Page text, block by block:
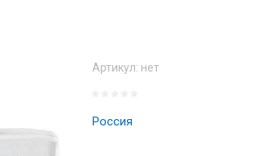
Артикул: нет
Россия